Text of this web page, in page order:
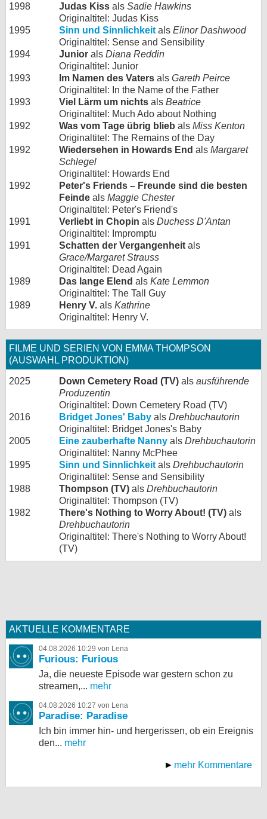
1998
Judas Kiss als Sadie Hawkins
Originaltitel: Judas Kiss
1995
Sinn und Sinnlichkeit als Elinor Dashwood
Originaltitel: Sense and Sensibility
1994
Junior als Diana Reddin
Originaltitel: Junior
1993
Im Namen des Vaters als Gareth Peirce
Originaltitel: In the Name of the Father
1993
Viel Lärm um nichts als Beatrice
Originaltitel: Much Ado about Nothing
1992
Was vom Tage übrig blieb als Miss Kenton
Originaltitel: The Remains of the Day
1992
Wiedersehen in Howards End als Margaret
Schlegel
Originaltitel: Howards End
1992
Peter's Friends – Freunde sind die besten
Feinde als Maggie Chester
Originaltitel: Peter's Friend's
1991
Verliebt in Chopin als Duchess D'Antan
Originaltitel: Impromptu
1991
Schatten der Vergangenheit als
Grace/Margaret Strauss
Originaltitel: Dead Again
1989
Das lange Elend als Kate Lemmon
Originaltitel: The Tall Guy
1989
Henry V. als Kathrine
Originaltitel: Henry V.
FILME UND SERIEN VON EMMA THOMPSON
(AUSWAHL PRODUKTION)
2025 Down Cemetery Road (TV) als ausführende
Produzentin
Originaltitel: Down Cemetery Road (TV)
2016
Bridget Jones' Baby als Drehbuchautorin
Originaltitel: Bridget Jones's Baby
2005
Eine zauberhafte Nanny als Drehbuchautorin
Originaltitel: Nanny McPhee
1995
Sinn und Sinnlichkeit als Drehbuchautorin
Originaltitel: Sense and Sensibility
1988
Thompson (TV) als Drehbuchautorin
Originaltitel: Thompson (TV)
1982
There's Nothing to Worry About! (TV) als
Drehbuchautorin
Originaltitel: There's Nothing to Worry About!
(TV)
AKTUELLE KOMMENTARE
04.08.2026 10:29 von Lena
Furious: Furious
Ja, die neueste Episode war gestern schon zu
streamen,... mehr
04.08.2026 10:27 von Lena
Paradise: Paradise
Ich bin immer hin- und hergerissen, ob ein Ereignis
den... mehr
mehr Kommentare